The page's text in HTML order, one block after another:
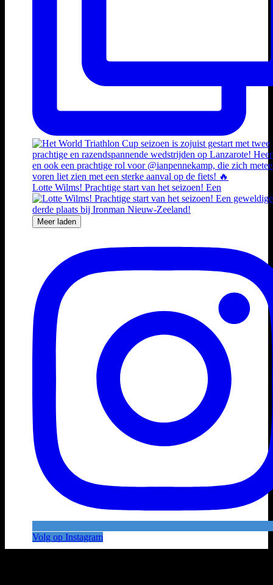
Lotte Wilms! Prachtige start van het seizoen! Een
Meer laden
Volg op Instagram